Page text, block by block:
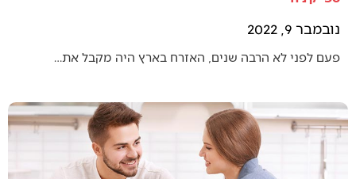
נובמבר 9, 2022
פעם לפני לא הרבה שנים, האזרח בארץ היה מקבל את…